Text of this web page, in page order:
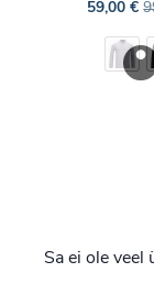
59,00€
Sa ei ole veel